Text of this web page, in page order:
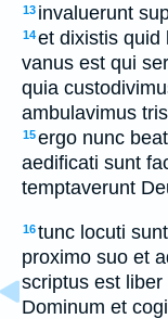
13 invaluerunt
14et dixistis quid
vanus est qui
quia
ambulavimus
15ergo nunc
aedificati sunt
temptaverunt
16tunc locuti
proximo suo et
scriptus est
Dominum et